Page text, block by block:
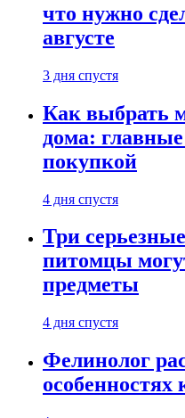
что нужно
августе
3 дня спустя
Как выбрать
дома:
покупкой
4 дня спустя
Три
питомцы
предметы
4 дня спустя
Фелинолог